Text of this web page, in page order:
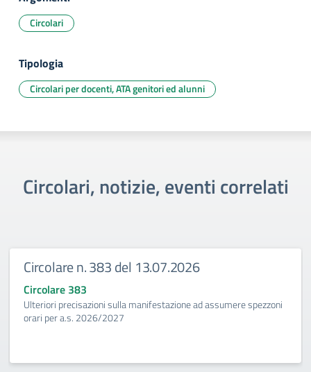
Circolari
Tipologia
Circolari per docenti, ATA genitori ed alunni
Circolari, notizie, eventi correlati
Circolare n. 383 del 13.07.2026
Circolare 383
Ulteriori precisazioni sulla manifestazione ad assumere spezzoni
orari per a.s. 2026/2027